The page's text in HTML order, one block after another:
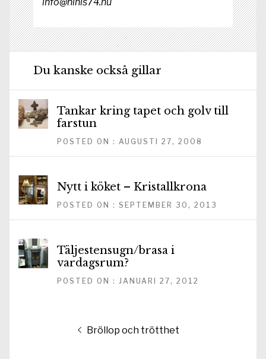
info@ninis74.nu
Du kanske också gillar
Tankar kring tapet och golv till
farstun
POSTED ON : AUGUSTI 27, 2008
Nytt i köket – Kristallkrona
POSTED ON : SEPTEMBER 30, 2013
Täljestensugn/brasa i
vardagsrum?
POSTED ON : JANUARI 27, 2012
Inläggsnavigering
Föregående
Bröllop och trötthet